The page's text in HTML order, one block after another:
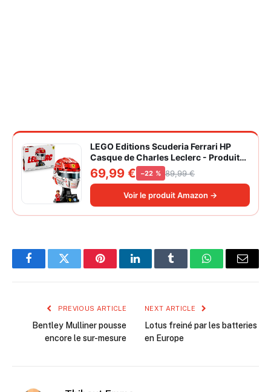
LEGO Editions Scuderia Ferrari HP
Casque de Charles Leclerc - Produit
F1 - Maquette avec Minifigurine
Collector - Décoration Intérieure -
Cadeau pour Garçon dès 14 ans et
Adulte Fan d'Automobile 43014
69,99 € −22 % 89,99 €
Voir le produit Amazon →
FacebookTwitter PinterestLinkedInTumblr WhatsAppEmail
PREVIOUS ARTICLE
Bentley Mulliner pousse
encore le sur-mesure
NEXT ARTICLE
Lotus freiné par les batteries
en Europe